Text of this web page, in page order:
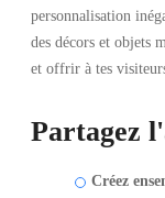
personnalisation
des décors et objets
et offrir à tes
Partagez
Créez